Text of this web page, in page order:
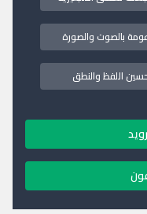
بالصوت والصورة